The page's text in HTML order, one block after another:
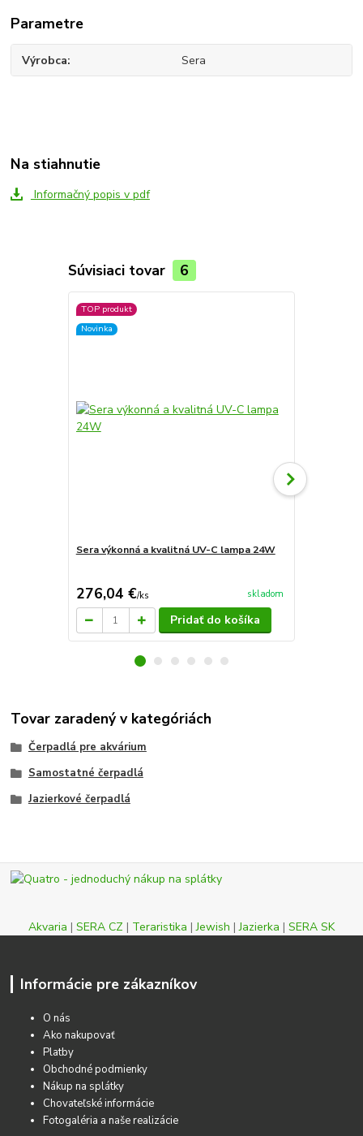
Parametre
Výrobca Sera
Na stiahnutie
Informačný popis v pdf
Súvisiaci tovar 6
TOP produkt
Novinka
Sera výkonná a kvalitná UV-C lampa 24W
276,04 €/ks skladom
Pridať do košíka
Tovar zaradený v kategóriách
Čerpadlá pre akvárium
Samostatné čerpadlá
Jazierkové čerpadlá
Akvaria | SERA CZ | Teraristika |Jewish |Jazierka | SERA SK
Informácie pre zákazníkov
O nás
Ako nakupovať
Platby
Obchodné podmienky
Nákup na splátky
Chovateľské informácie
Fotogaléria a naše realizácie